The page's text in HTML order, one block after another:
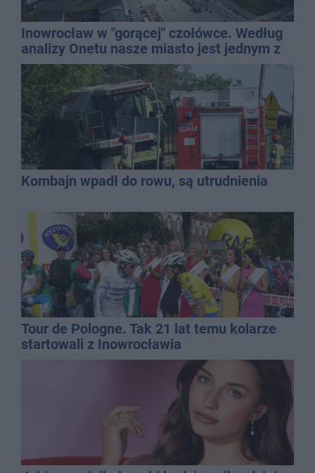
Inowrocław w "gorącej" czołówce. Według
analizy Onetu nasze miasto jest jednym z
najbardziej narażonych na upały
Kombajn wpadł do rowu, są utrudnienia
Tour de Pologne. Tak 21 lat temu kolarze
startowali z Inowrocławia